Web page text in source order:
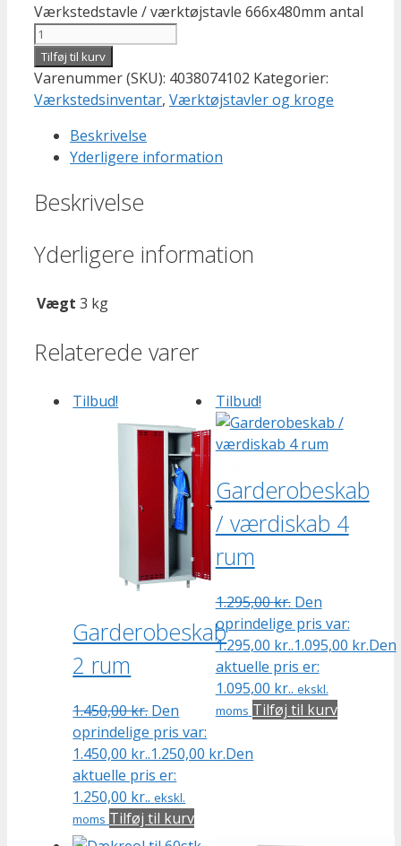
Værkstedstavle / værktøjstavle 666x480mm antal
Tilføj til kurv
Varenummer (SKU): 4038074102 Kategorier:
Værkstedsinventar, Værktøjstavler og kroge
Beskrivelse
Yderligere information
Beskrivelse
Yderligere information
Vægt 3 kg
Relaterede varer
Tilbud!
Garderobeskab
2 rum
1.450,00kr. Den
oprindelige pris var:
1.450,00 kr..1.250,00 kr.Den
aktuelle pris er:
1.250,00 kr.. ekskl.
moms Tilføj til kurv
Tilbud!
Garderobeskab
/ værdiskab 4
rum
1.295,00kr. Den
oprindelige pris var:
1.295,00 kr..1.095,00 kr.Den
aktuelle pris er:
1.095,00 kr.. ekskl.
moms Tilføj til kurv